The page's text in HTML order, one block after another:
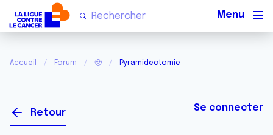
Accueil Forum 🥹 Pyramidectomie
Retour Se connecter